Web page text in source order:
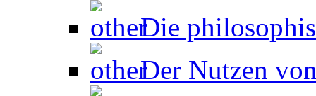
Die
Der Nutzen